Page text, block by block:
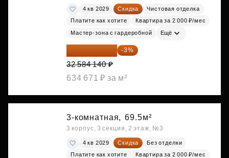
4 кв 2029 Скидка
Чистовая отделка
Платите как хотите
Квартира за 2 000 ₽/мес
Мастер-зона с гардеробной Ещё
31 606 616 ₽ -3%
32 584 140 ₽
634 671 ₽ за м²
3-комнатная, 69.5м²
3 корпус, 3 секция, 2 этаж, №3
4 кв 2029 Скидка
Без отделки
Платите как хотите
Квартира за 2 000 ₽/мес